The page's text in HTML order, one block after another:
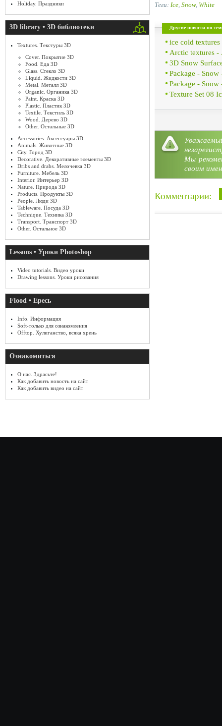
Holiday. Праздники
3D library • 3D библиотеки
Textures. Текстуры 3D
Cover. Покрытие 3D
Food. Еда 3D
Glass. Стекло 3D
Liquid. Жидкости 3D
Metal. Металл 3D
Organic. Органика 3D
Paint. Краска 3D
Plastic. Пластик 3D
Textile. Текстиль 3D
Wood. Дерево 3D
Other. Остальные 3D
Accessories. Аксессуары 3D
Animals. Животные 3D
City. Город 3D
Decorative. Декоративные элементы 3D
Dribs and drabs. Мелочевка 3D
Furniture. Мебель 3D
Interior. Интерьер 3D
Nature. Природа 3D
Products. Продукты 3D
People. Люди 3D
Tableware. Посуда 3D
Technique. Техника 3D
Transport. Транспорт 3D
Other. Остальное 3D
Lessons • Уроки Photoshop
Video tutorials. Видео уроки
Drawing lessons. Уроки рисования
Flood • Ересь
Info. Информация
Soft-только для ознакомления
Offtop. Хулиганство, всяка хрень
Ознакомиться
О нас. Здрасьте!
Как добавить новость на сайт
Как добавить видео на сайт
Теги: Ice Snow, White
Другие новости по
ice cold textures
Arctic textures -
3D Snow
Package - Snow
Package - Snow
Texture Set 08
Категория:Textures»Blue,
Мы
своим
Комментарии: